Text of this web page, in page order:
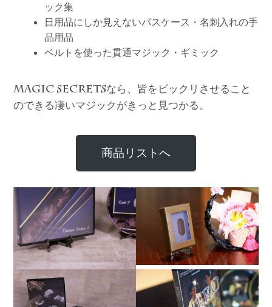
ック集
日用品にしか見えないパスケース・名刺入れの手
品用品
ベルトを使った貫通マジック・ギミック
MAGIC SECRETSなら、皆をビックリさせること
のできる凄いマジックがきっと見つかる。
商品リストへ